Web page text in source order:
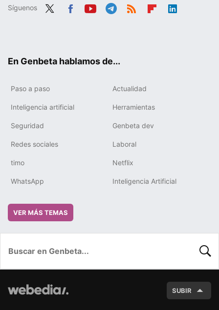
Síguenos
En Genbeta hablamos de...
Paso a paso Actualidad
Inteligencia artificial Herramientas
Seguridad Genbeta dev
Redes sociales Laboral
timo Netflix
WhatsApp Inteligencia Artificial
VER MÁS TEMAS
SUBIR